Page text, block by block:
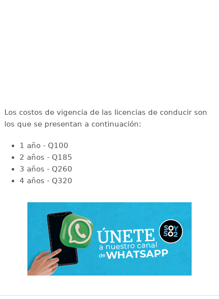
Los costos de vigencia de las licencias de conducir son
los que se presentan a continuación:
1 año - Q100
2 años - Q185
3 años - Q260
4 años - Q320